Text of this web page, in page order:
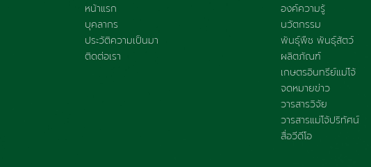
หน้าแรก
บุคลากร
ประวัติความเป็นมา
ติดต่อเรา
องค์ความรู้
นวัตกรรม
พันธุ์พืช พันธุ์สัตว์
ผลิตภัณฑ์
เกษตรอินทรีย์แม่โจ้
จดหมายข่าว
วารสารวิจัย
วารสารแม่โจ้ปริทัศน์
สื่อวีดีโอ